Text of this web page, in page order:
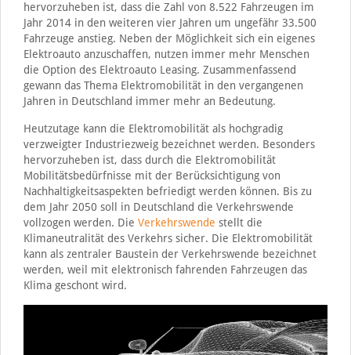
hervorzuheben ist, dass die Zahl von 8.522 Fahrzeugen im
Jahr 2014 in den weiteren vier Jahren um ungefähr 33.500
Fahrzeuge anstieg. Neben der Möglichkeit sich ein eigenes
Elektroauto anzuschaffen, nutzen immer mehr Menschen
die Option des Elektroauto Leasing. Zusammenfassend
gewann das Thema Elektromobilität in den vergangenen
Jahren in Deutschland immer mehr an Bedeutung.
Heutzutage kann die Elektromobilität als hochgradig
verzweigter Industriezweig bezeichnet werden. Besonders
hervorzuheben ist, dass durch die Elektromobilität
Mobilitätsbedürfnisse mit der Berücksichtigung von
Nachhaltigkeitsaspekten befriedigt werden können. Bis zu
dem Jahr 2050 soll in Deutschland die Verkehrswende
vollzogen werden. Die Verkehrswende stellt die
Klimaneutralität des Verkehrs sicher. Die Elektromobilität
kann als zentraler Baustein der Verkehrswende bezeichnet
werden, weil mit elektronisch fahrenden Fahrzeugen das
Klima geschont wird.